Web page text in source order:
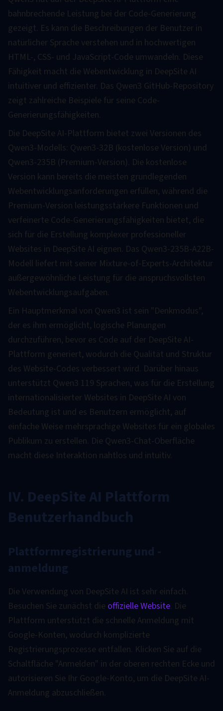
bahnbrechende Leistung bei der Code-Generierung
gezeigt. Es kann die Beschreibungen der Benutzer in
natürlicher Sprache verstehen und in hochwertigen
HTML-, CSS- und JavaScript-Code umwandeln. Diese
Fähigkeit macht die Webentwicklung in DeepSite AI
intuitiver und effizienter. Das Qwen3 GitHub-Repository
zeigt zahlreiche Beispiele für seine Code-
Generierungsfähigkeiten.
Die DeepSite AI-Plattform bietet zwei Versionen des
Qwen3-Modells: Qwen3-32B (kostenlose Version) und
Qwen3-235B (Premium-Version). Die kostenlose
Version kann bereits die meisten grundlegenden
Webentwicklungsanforderungen erfüllen, während die
Premium-Version leistungsstärkere Funktionen und
verfeinerte Code-Generierungsfähigkeiten bietet, die
sich für die Erstellung komplexer professioneller
Websites in DeepSite AI eignen. Das Qwen3-235B-A22B-
Modell liefert mit seiner Mixture-of-Experts-Architektur
außergewöhnliche Leistung für die anspruchsvollsten
Webentwicklungsaufgaben.
Ein Hauptmerkmal von Qwen3 ist sein "Denkmodus",
der es ihm ermöglicht, logische Planungen
durchzuführen, bevor es Code auf der DeepSite AI-
Plattform generiert, wodurch die Qualität und Struktur
des Website-Codes verbessert wird. Darüber hinaus
unterstützt Qwen3 119 Sprachen, was für die Erstellung
internationalisierter Websites in DeepSite AI von
Bedeutung ist und es Benutzern ermöglicht, auf
einfache Weise mehrsprachige Websites für ein globales
Publikum zu erstellen. Die Qwen3-Chat-Oberfläche
macht diese Interaktion nahtlos und intuitiv.
IV. DeepSite AI Plattform
Benutzerhandbuch
Plattformregistrierung und -
anmeldung
Die Verwendung von DeepSite AI ist sehr einfach.
Besuchen Sie zunächst die offizielle Website . Die
Plattform unterstützt die schnelle Anmeldung mit
Google-Konten, wodurch komplizierte
Registrierungsprozesse entfallen. Klicken Sie auf die
Schaltfläche "Anmelden" in der oberen rechten Ecke und
autorisieren Sie Ihr Google-Konto, um die DeepSite AI-
Anmeldung abzuschließen.